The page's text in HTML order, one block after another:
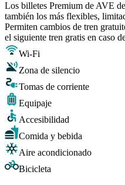
Los billetes Premium de AVE
también los más flexibles,
Permiten cambios de tren
el siguiente tren gratis en caso
Wi-Fi
Zona de silencio
Tomas de corriente
Equipaje
Accesibilidad
Comida y bebida
Aire acondicionado
Bicicleta